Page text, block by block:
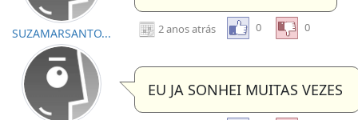
SUZAMARSANTO... 2 anos atrás 0 0
EU JA SONHEI MUITAS VEZES